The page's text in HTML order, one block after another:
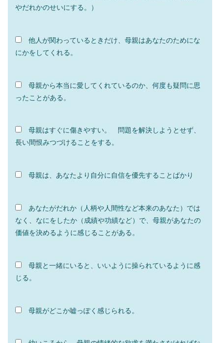
やだれかのせいにする。）
他人が関わっているときだけ、母親はあなたのためにな
にかをしてくれる。
母親から本当に愛してくれているのか、何度も疑問に思
ったことがある。
母親はすぐに傷きやすい。 問題を解決しようとせず、
長い間恨みつづけることをする。
母親は、あなたより自分に自信を優先することばかり
あなたがだれか（人柄や人間性など本来のあなた）では
なく、なにをしたか（成績や功績など）で、母親があなたの
価値を決めるように感じることがある。
母親と一緒にいると、いいように操られているように感
じる。
母親がどこか嘘っぽく感じられる。